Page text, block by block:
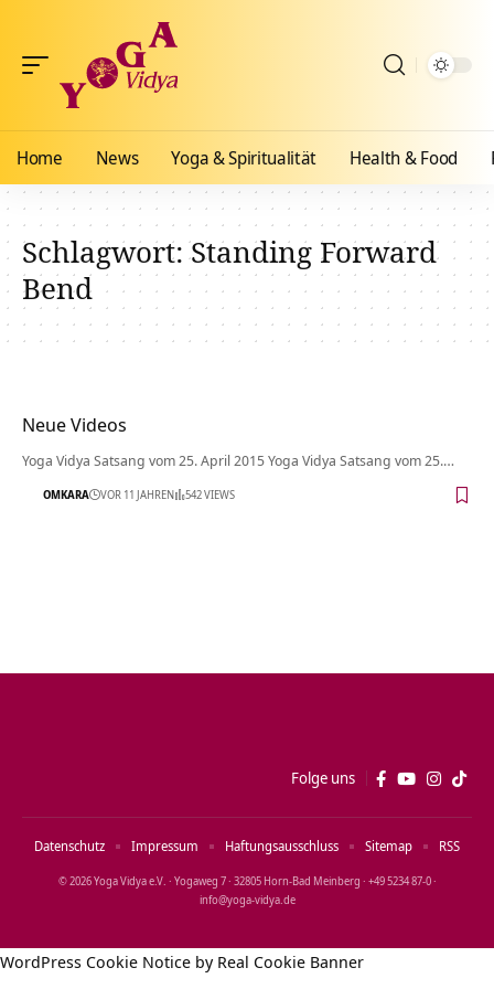
Home News Yoga & Spiritualität Health & Food
Schlagwort:Standing Forward
Bend
Neue Videos
Yoga Vidya Satsang vom 25. April 2015 Yoga Vidya Satsang vom 25.…
OMKARA VOR 11 JAHREN 542 VIEWS
Folge uns
© 2026 Yoga Vidya e.V. · Yogaweg 7 · 32805 Horn‑Bad Meinberg · +49 5234 87‑0 ·
info@yoga‑vidya.de
Datenschutz Impressum Haftungsausschluss Sitemap RSS
WordPress Cookie Notice by Real Cookie Banner